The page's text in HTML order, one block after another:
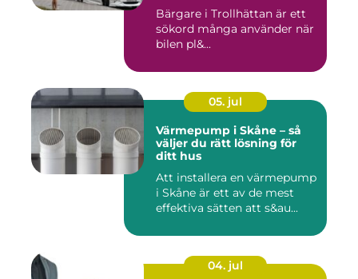
Bärgare i Trollhättan är ett
sökord många använder när
bilen pl&...
05. jul
Värmepump i Skåne – så
väljer du rätt lösning för
ditt hus
Att installera en värmepump
i Skåne är ett av de mest
effektiva sätten att s&au...
04. jul